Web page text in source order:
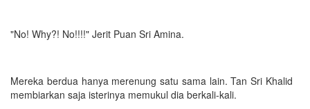
"No! Why?! No!!!!" Jerit Puan Sri Amina.
Mereka berdua hanya merenung satu sama lain. Tan Sri Khalid
membiarkan saja isterinya memukul dia berkali-kali.